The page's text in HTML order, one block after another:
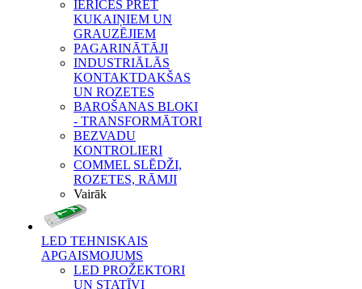
IERĪCES PRET
KUKAIŅIEM UN
GRAUZĒJIEM
PAGARINĀTĀJI
INDUSTRIĀLĀS
KONTAKTDAKŠAS
UN ROZETES
BAROŠANAS BLOKI
- TRANSFORMĀTORI
BEZVADU
KONTROLIERI
COMMEL SLĒDŽI,
ROZETES, RĀMJI
Vairāk
LED TEHNISKAIS
APGAISMOJUMS
LED PROŽEKTORI
UN STATĪVI